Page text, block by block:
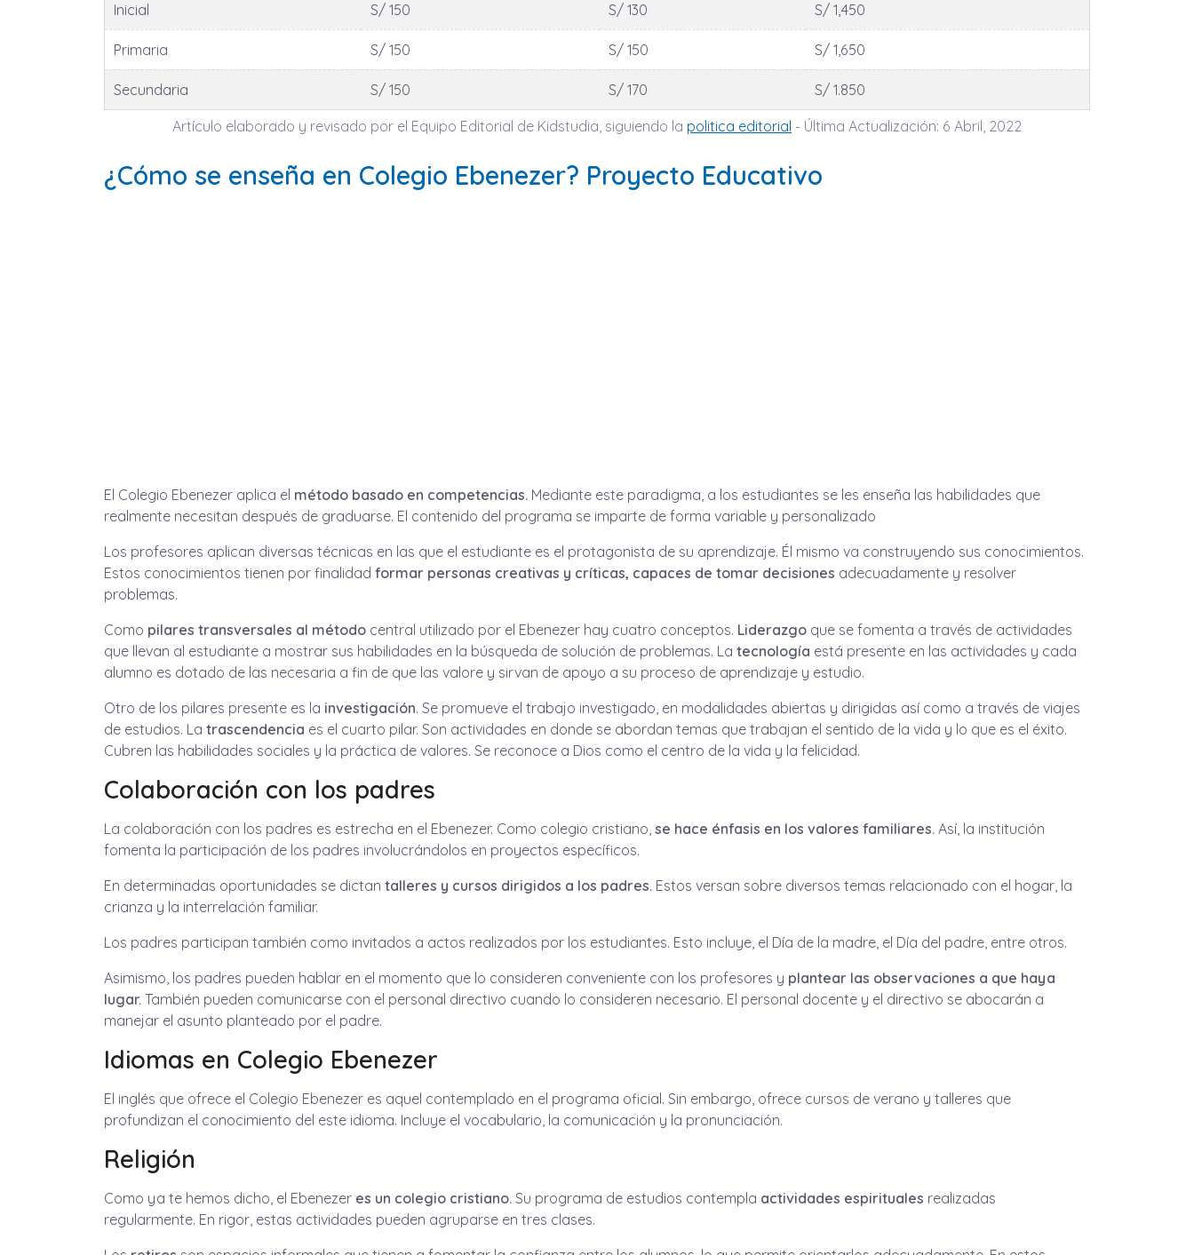
Inicial
S/ 150 S/ 130 S/ 1,450
Primaria S/ 150 S/ 150 S/ 1,650
Secundaria S/ 150 S/ 170 S/ 1.850
Artículo elaborado y revisado por el Equipo Editorial de Kidstudia, siguiendo la politica editorial - Última Actualización: 6 Abril, 2022
¿Cómo se enseña en Colegio Ebenezer? Proyecto Educativo
El Colegio Ebenezer aplica el método basado en competencias. Mediante este paradigma, a los estudiantes se les enseña las habilidades que
realmente necesitan después de graduarse. El contenido del programa se imparte de forma variable y personalizado
Los profesores aplican diversas técnicas en las que el estudiante es el protagonista de su aprendizaje. Él mismo va construyendo sus conocimientos.
Estos conocimientos tienen por finalidad formar personas creativas y críticas, capaces de tomar decisiones adecuadamente y resolver
problemas.
Como pilares transversales al método central utilizado por el Ebenezer hay cuatro conceptos. Liderazgo que se fomenta a través de actividades
que llevan al estudiante a mostrar sus habilidades en la búsqueda de solución de problemas. La tecnología está presente en las actividades y cada
alumno es dotado de las necesaria a fin de que las valore y sirvan de apoyo a su proceso de aprendizaje y estudio.
Otro de los pilares presente es la investigación. Se promueve el trabajo investigado, en modalidades abiertas y dirigidas así como a través de viajes
de estudios. La trascendencia es el cuarto pilar. Son actividades en donde se abordan temas que trabajan el sentido de la vida y lo que es el éxito.
Cubren las habilidades sociales y la práctica de valores. Se reconoce a Dios como el centro de la vida y la felicidad.
Colaboración con los padres
La colaboración con los padres es estrecha en el Ebenezer. Como colegio cristiano, se hace énfasis en los valores familiares. Así, la institución
fomenta la participación de los padres involucrándolos en proyectos específicos.
En determinadas oportunidades se dictan talleres y cursos dirigidos a los padres. Estos versan sobre diversos temas relacionado con el hogar, la
crianza y la interrelación familiar.
Los padres participan también como invitados a actos realizados por los estudiantes. Esto incluye, el Día de la madre, el Día del padre, entre otros.
Asimismo, los padres pueden hablar en el momento que lo consideren conveniente con los profesores y plantear las observaciones a que haya
lugar. También pueden comunicarse con el personal directivo cuando lo consideren necesario. El personal docente y el directivo se abocarán a
manejar el asunto planteado por el padre.
Idiomas en Colegio Ebenezer
El inglés que ofrece el Colegio Ebenezer es aquel contemplado en el programa oficial. Sin embargo, ofrece cursos de verano y talleres que
profundizan el conocimiento del este idioma. Incluye el vocabulario, la comunicación y la pronunciación.
Religión
Como ya te hemos dicho, el Ebenezer es un colegio cristiano. Su programa de estudios contempla actividades espirituales realizadas
regularmente. En rigor, estas actividades pueden agruparse en tres clases.